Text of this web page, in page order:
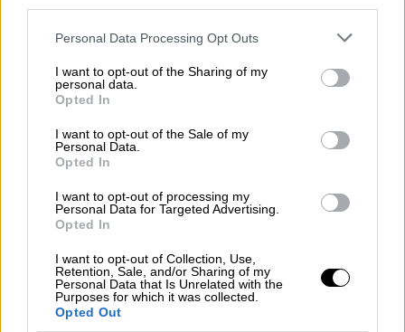
Please note that this website/app uses one or more Google
not limited to your visit or usage behaviour. You may click to
grant or deny consent to Google and its third-party tags to
use your data for below specified purposes in below Google
consent section.
Personal Data Processing Opt Outs
I want to opt-out of the Sharing of my
personal data.
Opted In
I want to opt-out of the Sale of my
Personal Data.
Opted In
I want to opt-out of processing my
Personal Data for Targeted Advertising.
Opted In
I want to opt-out of Collection, Use,
Retention, Sale, and/or Sharing of my
Personal Data that Is Unrelated with the
Purposes for which it was collected.
Opted Out
στους ρόλους τους μαζί με τους Ντέιβιντ
Άιγκενμπεργκ(David Eigenberg), Μάριο
Καντόν(Mario Cantone), Έβαν Χάντλερ(Evan
Cunningham).
τρέιλερ δεν υπάρχει κανένα πλάνο ή
στοιχείο που να προμηνύει το
πολυαναμενόμενο cameo της Κιμ Κατράλ
(Kim Cattrall) στο ρόλο της «Σαμάνθα
Τζόουνς»,μια είδηση που ανακοινώθηκε
λίγες ώρες πριν την κυκλοφορία του.